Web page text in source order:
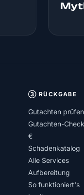
③ RÜCKGABE
Gutachten prüfen
Gutachten-
€
Schadenkatalog
Alle Services
Aufbereitung
So funktioniert's